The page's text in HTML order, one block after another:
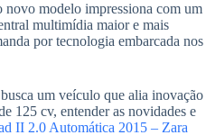
novo modelo impressiona com um
multimídia maior e mais
por tecnologia embarcada nos
um veículo que alia inovação
125 cv, entender as novidades e
II 2.0 Automática 2015 – Zara